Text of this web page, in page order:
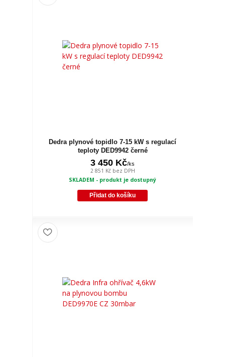
Dedra plynové topidlo 7-15 kW s regulací
teploty DED9942 černé
3 450 Kč/ks
2 851 Kč bez DPH
SKLADEM - produkt je dostupný
Přidat do košíku